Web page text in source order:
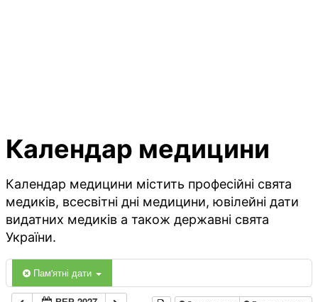
Календар медицини
Календар медицини містить професійні свята
медиків, всесвітні дні медицини, ювілейні дати
видатних медиків а також державні свята
України.
Пам'ятні дати